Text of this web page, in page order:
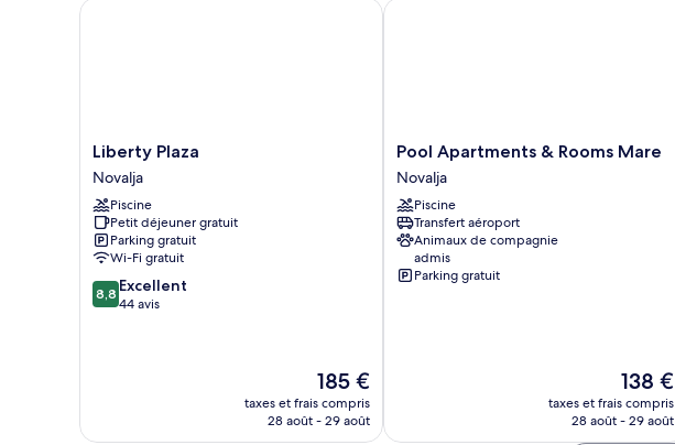
Liberty
Plaza
Novalja
Liberty Plaza
Novalja
Piscine
Petit déjeuner gratuit
Parking gratuit
Wi-Fi gratuit
8.8
sur
8,8 Excellent
44 avis
Le
nouveau
prix
185 €
taxes et frais compris
28 août - 29 août
Liberty Plaza
Pool
Apartments
&
Rooms
Mare
Novalja
Pool Apartments & Rooms Mare
Novalja
Piscine
Transfert aéroport
Animaux de compagnie
admis
Parking gratuit
Le
nouveau
prix
138 €
taxes et frais compris
28 août - 29 août
Pool Apartments & Rooms Mare